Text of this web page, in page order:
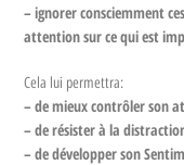
– ignorer consciemment
attention sur ce qui est
Cela lui permettra:
– de mieux contrôler son
– de résister à la
– de développer son